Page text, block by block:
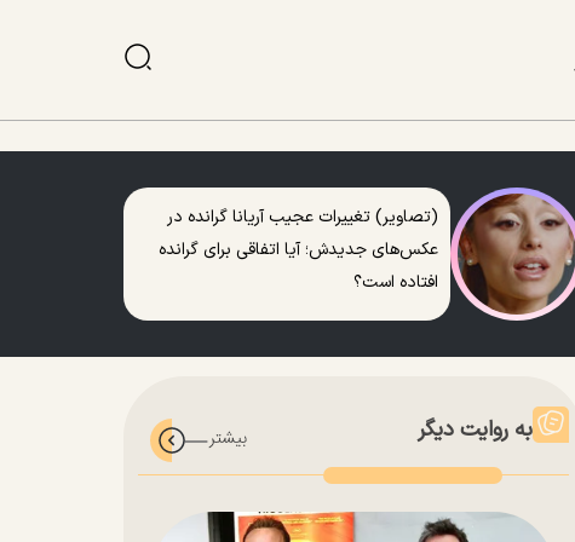
(تصاویر) تغییرات عجیب آریانا گرانده در
عکس‌های جدیدش؛ آیا اتفاقی برای گرانده
افتاده است؟
به روایت دیگر